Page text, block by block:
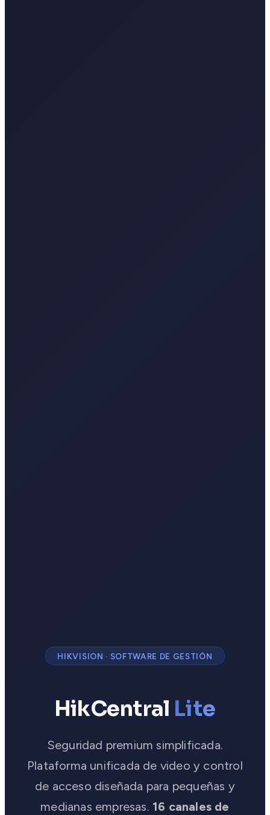
HIKVISION · SOFTWARE DE GESTIÓN
HikCentral Lite
Seguridad premium simplificada.
Plataforma unificada de video y control
de acceso diseñada para pequeñas y
medianas empresas. 16 canales de